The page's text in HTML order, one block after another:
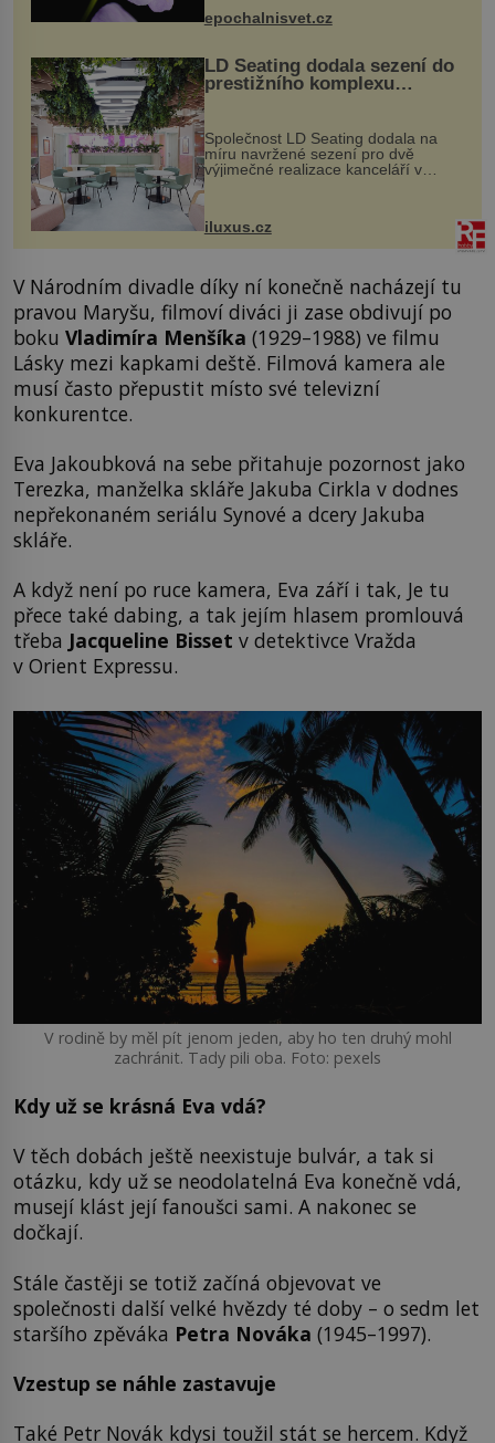
vstupenka...
epochalnisvet.cz
LD Seating dodala sezení do
prestižního komplexu
MediaCityUK v Salfordu
Společnost LD Seating dodala na
míru navržené sezení pro dvě
výjimečné realizace kanceláří v
areálu MediaCityUK v anglickém
budov Media...
iluxus.cz
V Národním divadle díky ní konečně nacházejí tu
pravou Maryšu, filmoví diváci ji zase obdivují po
boku Vladimíra Menšíka (1929–1988) ve filmu
Lásky mezi kapkami deště. Filmová kamera ale
musí často přepustit místo své televizní
konkurentce.
Eva Jakoubková na sebe přitahuje pozornost jako
Terezka, manželka skláře Jakuba Cirkla v dodnes
nepřekonaném seriálu Synové a dcery Jakuba
skláře.
A když není po ruce kamera, Eva září i tak, Je tu
přece také dabing, a tak jejím hlasem promlouvá
třeba Jacqueline Bisset v detektivce Vražda
v Orient Expressu.
V rodině by měl pít jenom jeden, aby ho ten druhý mohl
zachránit. Tady pili oba. Foto: pexels
Kdy už se krásná Eva vdá?
V těch dobách ještě neexistuje bulvár, a tak si
otázku, kdy už se neodolatelná Eva konečně vdá,
musejí klást její fanoušci sami. A nakonec se
dočkají.
Stále častěji se totiž začíná objevovat ve
společnosti další velké hvězdy té doby – o sedm let
staršího zpěváka Petra Nováka (1945–1997).
Vzestup se náhle zastavuje
Také Petr Novák kdysi toužil stát se hercem. Když